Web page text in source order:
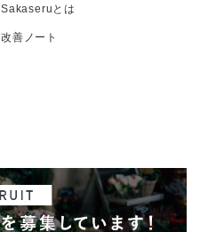
Sakaseruとは
改善ノート